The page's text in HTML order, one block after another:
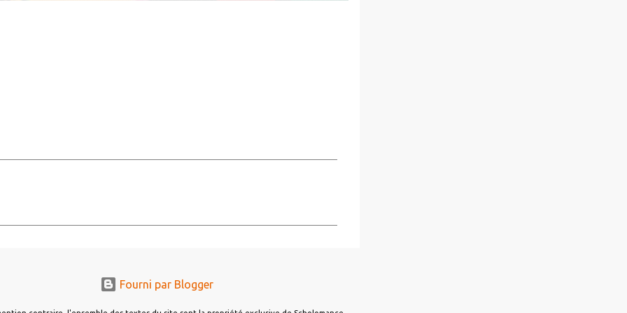
Fourni par Blogger